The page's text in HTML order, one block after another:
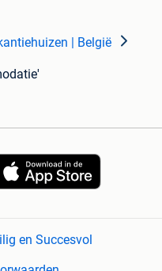
| België
en Succesvol